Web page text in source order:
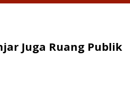
Juga Ruang Publik